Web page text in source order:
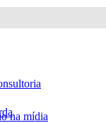
na mídia